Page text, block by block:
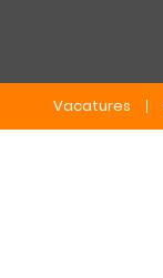
Vacatures